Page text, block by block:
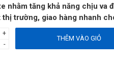
nhằm tăng khả năng chịu va
thị trường, giao hàng nhanh
+
-
THÊM VÀO GIỎ